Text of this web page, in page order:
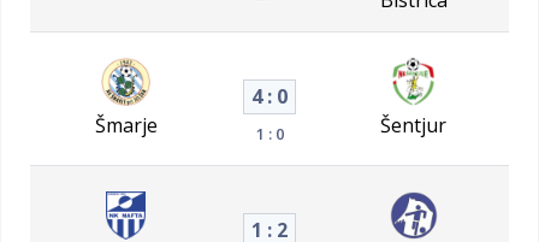
Šmarje
4 : 0
1 : 0 Šentjur
1 : 2